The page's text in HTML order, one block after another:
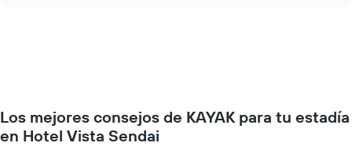
muestra
1
eje
que
se
Los mejores consejos de KAYAK para tu estadía
en Hotel Vista Sendai